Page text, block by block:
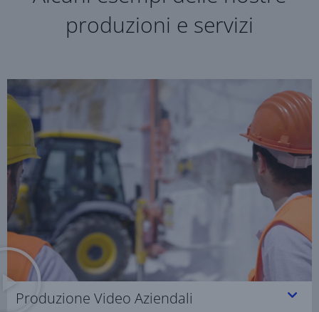
produzioni e servizi
Produzione Video Aziendali